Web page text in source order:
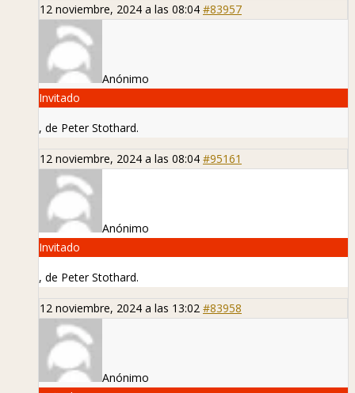
12 noviembre, 2024 a las 08:04 #83957
Anónimo
Invitado
, de Peter Stothard.
12 noviembre, 2024 a las 08:04 #95161
Anónimo
Invitado
, de Peter Stothard.
12 noviembre, 2024 a las 13:02 #83958
Anónimo